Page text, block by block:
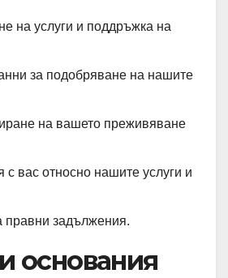
на услуги и поддръжка на
за подобряване на нашите
на вашето преживяване
с вас относно нашите услуги и
правни задължения.
основания